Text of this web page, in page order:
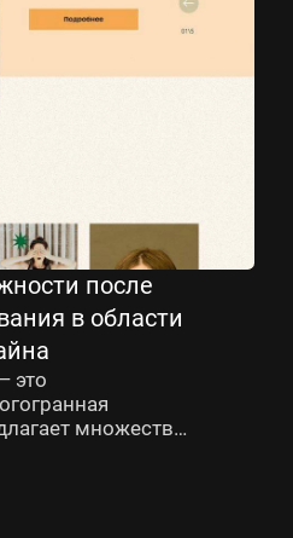
после
в области
это
множество